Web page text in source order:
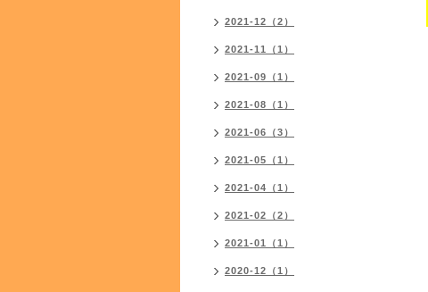
2021-12（2）
2021-11（1）
2021-09（1）
2021-08（1）
2021-06（3）
2021-05（1）
2021-04（1）
2021-02（2）
2021-01（1）
2020-12（1）